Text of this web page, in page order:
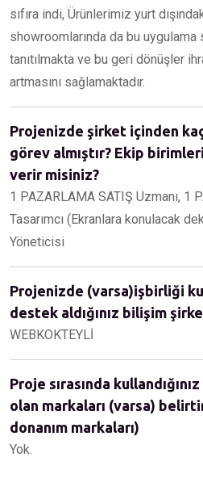
sıfıra indi, Ürünlerimiz yurt
showroomlarında da bu
tanıtılmakta ve bu geri dönüşler
artmasını sağlamaktadır.
Projenizde şirket içinden
görev almıştır? Ekip
verir misiniz?
1 PAZARLAMA SATIŞ Uzmanı, 1
Tasarımcı (Ekranlara konulacak
Yöneticisi
Projenizde (varsa)işbirliği
destek aldığınız bilişim
WEBKOKTEYLİ
Proje sırasında
olan markaları (varsa)
donanım markaları)
Yok.